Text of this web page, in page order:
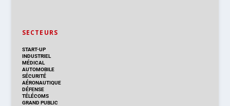
SECTEURS
START-UP
INDUSTRIEL
MÉDICAL
AUTOMOBILE
SÉCURITÉ
AÉRONAUTIQUE
DÉFENSE
TÉLÉCOMS
GRAND PUBLIC